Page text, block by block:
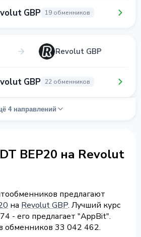
GBP 19 обменников
Revolut GBP
GBP 22 обменников
4 направлений
BEP20 на Revolut
предлагают
на Revolut GBP. Лучший курс
- его предлагает "AppBit".
обменников 33 042 462.